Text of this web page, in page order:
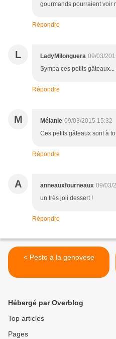
gourmands pourraient voir
Répondre
L LadyMilonguera 09/03/
Sympa ces petits gâteaux...
Répondre
M Mélanie 09/03/2015 15:32
Ces petits gâteaux sont à
Répondre
A anneauxfourneaux 09/03/
un très joli dessert !
Répondre
< Pesto à la genovese
Hébergé par Overblog
Top articles
Pages